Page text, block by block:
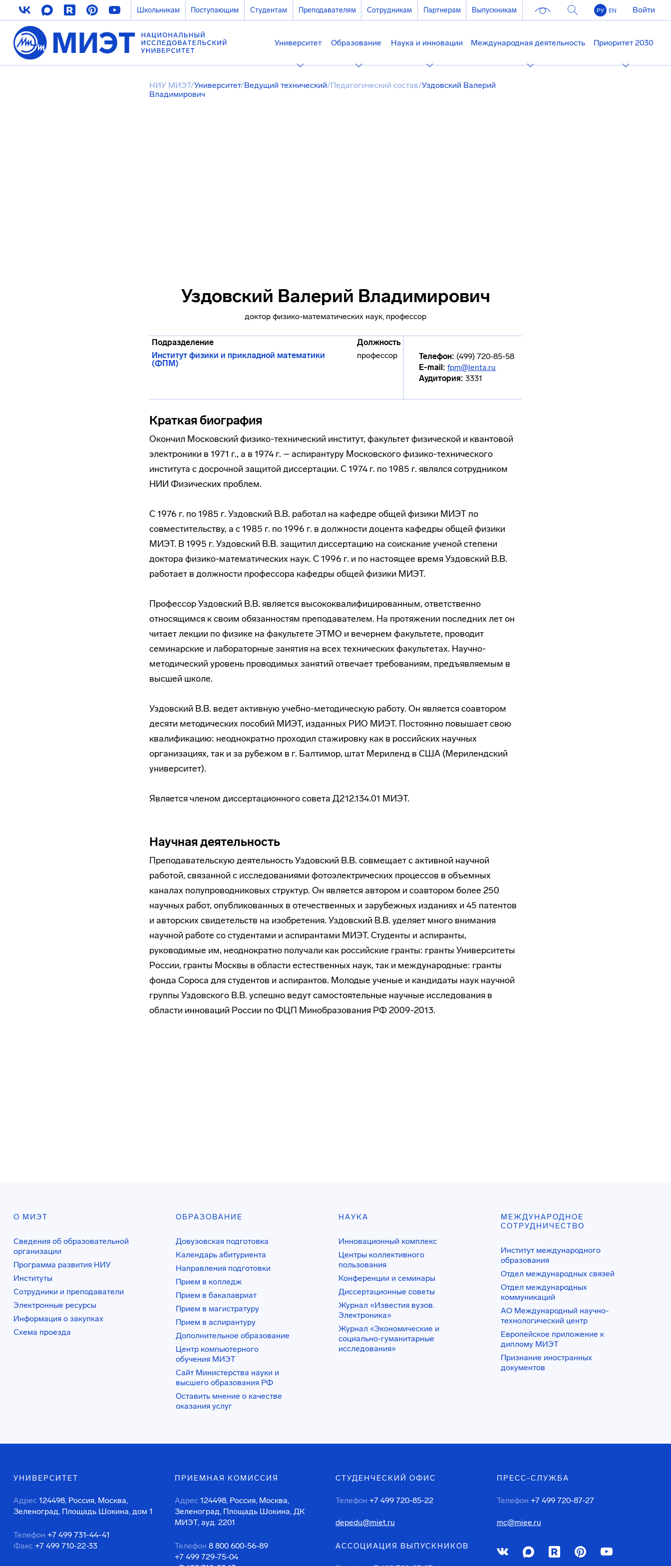
Школьникам Поступающим Студентам Преподавателям Сотрудникам Партнерам Выпускникам РУ EN Войти
Университет Образование Наука и инновации Международная деятельность Приоритет 2030
НИУ МИЭТ/Университет/Ведущий технический/Педагогический состав/Уздовский Валерий
Владимирович
Уздовский Валерий Владимирович
доктор физико-математических наук, профессор
Подразделение
Должность
Институт физики и прикладной математики
(ФПМ)
профессор Телефон: (499) 720-85-58
E-mail: fpm@lenta.ru
Аудитория: 3331
Краткая биография
Окончил Московский физико-технический институт, факультет физической и квантовой
электроники в 1971 г., а в 1974 г. – аспирантуру Московского физико-технического
института с досрочной защитой диссертации. С 1974 г. по 1985 г. являлся сотрудником
НИИ Физических проблем.
С 1976 г. по 1985 г. Уздовский В.В. работал на кафедре общей физики МИЭТ по
совместительству, а с 1985 г. по 1996 г. в должности доцента кафедры общей физики
МИЭТ. В 1995 г. Уздовский В.В. защитил диссертацию на соискание ученой степени
доктора физико-математических наук. С 1996 г. и по настоящее время Уздовский В.В.
работает в должности профессора кафедры общей физики МИЭТ.
Профессор Уздовский В.В. является высококвалифицированным, ответственно
относящимся к своим обязанностям преподавателем. На протяжении последних лет он
читает лекции по физике на факультете ЭТМО и вечернем факультете, проводит
семинарские и лабораторные занятия на всех технических факультетах. Научно-
методический уровень проводимых занятий отвечает требованиям, предъявляемым в
высшей школе.
Уздовский В.В. ведет активную учебно-методическую работу. Он является соавтором
десяти методических пособий МИЭТ, изданных РИО МИЭТ. Постоянно повышает свою
квалификацию: неоднократно проходил стажировку как в российских научных
организациях, так и за рубежом в г. Балтимор, штат Мериленд в США (Мерилендский
университет).
Является членом диссертационного совета Д212.134.01 МИЭТ.
Научная деятельность
Преподавательскую деятельность Уздовский В.В. совмещает с активной научной
работой, связанной с исследованиями фотоэлектрических процессов в объемных
каналах полупроводниковых структур. Он является автором и соавтором более 250
научных работ, опубликованных в отечественных и зарубежных изданиях и 45 патентов
и авторских свидетельств на изобретения. Уздовский В.В. уделяет много внимания
научной работе со студентами и аспирантами МИЭТ. Студенты и аспиранты,
руководимые им, неоднократно получали как российские гранты: гранты Университеты
России, гранты Москвы в области естественных наук, так и международные: гранты
фонда Сороса для студентов и аспирантов. Молодые ученые и кандидаты наук научной
группы Уздовского В.В. успешно ведут самостоятельные научные исследования в
области инноваций России по ФЦП Минобразования РФ 2009-2013.
О МИЭТ
Сведения об образовательной
организации
Программа развития НИУ
Институты
Сотрудники и преподаватели
Электронные ресурсы
Информация о закупках
Схема проезда
ОБРАЗОВАНИЕ
Довузовская подготовка
Календарь абитуриента
Направления подготовки
Прием в колледж
Прием в бакалавриат
Прием в магистратуру
Прием в аспирантуру
Дополнительное образование
Центр компьютерного
обучения МИЭТ
Сайт Министерства науки и
высшего образования РФ
Оставить мнение о качестве
оказания услуг
НАУКА
Инновационный комплекс
Центры коллективного
пользования
Конференции и семинары
Диссертационные советы
Журнал «Известия вузов.
Электроника»
Журнал «Экономические и
социально-гуманитарные
исследования»
МЕЖДУНАРОДНОЕ
СОТРУДНИЧЕСТВО
Институт международного
образования
Отдел международных связей
Отдел международных
коммуникаций
АО Международный научно-
технологический центр
Европейское приложение к
диплому МИЭТ
Признание иностранных
документов
УНИВЕРСИТЕТ
Адрес 124498, Россия, Москва,
Зеленоград, Площадь Шокина, дом 1
Телефон +7 499 731-44-41
Факс +7 499 710-22-33
ПРИЕМНАЯ КОМИССИЯ
Адрес 124498, Россия, Москва,
Зеленоград, Площадь Шокина, ДК
МИЭТ, ауд. 2201
Телефон 8 800 600-56-89
+7 499 729-75-04
СТУДЕНЧЕСКИЙ ОФИС
Телефон +7 499 720-85-22
depedu@miet.ru
АССОЦИАЦИЯ ВЫПУСКНИКОВ
ПРЕСС-СЛУЖБА
Телефон +7 499 720-87-27
mc@miee.ru